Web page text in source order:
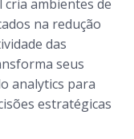
cria ambientes de
na redução
das
seus
analytics para
estratégicas